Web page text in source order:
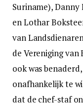
Suriname),
en Lothar
van
de Vereniging van
ook was
onafhankelijk te
dat de chef-staf